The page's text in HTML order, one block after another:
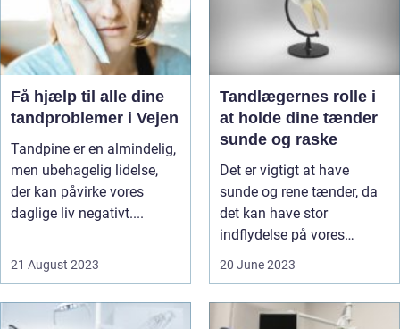
Få hjælp til alle dine
tandproblemer i Vejen
Tandpine er en almindelig,
men ubehagelig lidelse,
der kan påvirke vores
daglige liv negativt....
21 August 2023
Tandlægernes rolle i
at holde dine tænder
sunde og raske
Det er vigtigt at have
sunde og rene tænder, da
det kan have stor
indflydelse på vores
livskvalitet ...
20 June 2023